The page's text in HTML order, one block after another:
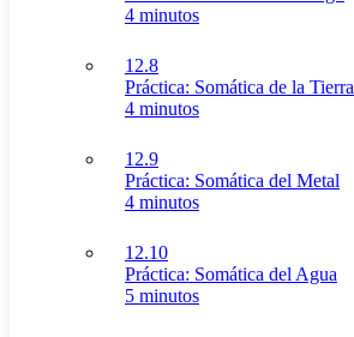
4 minutos
12.8
Práctica: Somática de la Tierra
4 minutos
12.9
Práctica: Somática del Metal
4 minutos
12.10
Práctica: Somática del Agua
5 minutos